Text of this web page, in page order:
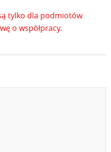
tylko dla podmiotów
o współpracy.